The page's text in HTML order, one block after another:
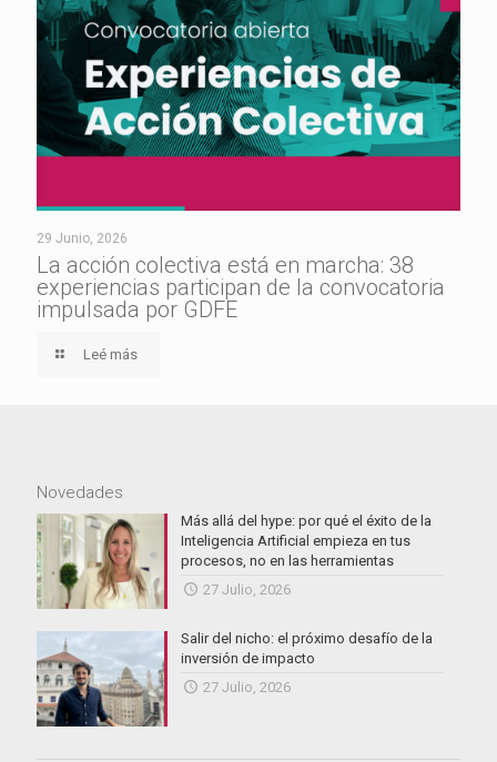
29 Junio, 2026
La acción colectiva está en marcha: 38
experiencias participan de la convocatoria
impulsada por GDFE
Leé más
Novedades
Más allá del hype: por qué el éxito de la
Inteligencia Artificial empieza en tus
procesos, no en las herramientas
27 Julio, 2026
Salir del nicho: el próximo desafío de la
inversión de impacto
27 Julio, 2026